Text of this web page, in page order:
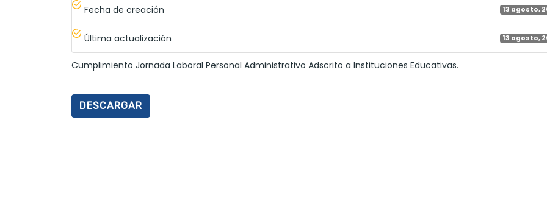
Fecha de creación 13 agosto,
Última actualización 13 agosto,
Cumplimiento Jornada Laboral Personal Administrativo Adscrito a Instituciones Educativas.
DESCARGAR